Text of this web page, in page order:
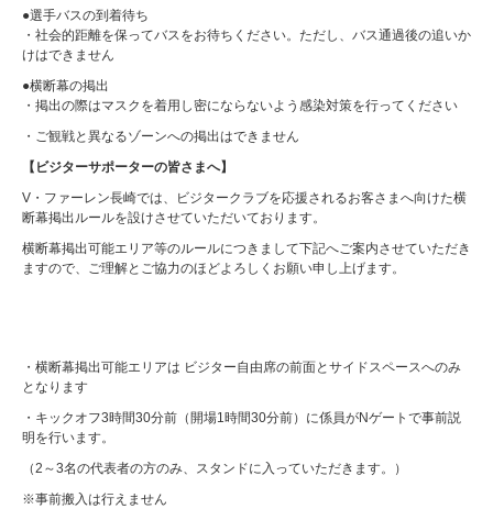
●選手バスの到着待ち
・社会的距離を保ってバスをお待ちください。ただし、バス通過後の追いか
けはできません
●横断幕の掲出
・掲出の際はマスクを着用し密にならないよう感染対策を行ってください
・ご観戦と異なるゾーンへの掲出はできません
【ビジターサポーターの皆さまへ】
V・ファーレン長崎では、ビジタークラブを応援されるお客さまへ向けた横
断幕掲出ルールを設けさせていただいております。
横断幕掲出可能エリア等のルールにつきまして下記へご案内させていただき
ますので、ご理解とご協力のほどよろしくお願い申し上げます。
・横断幕掲出可能エリアは ビジター自由席の前面とサイドスペースへのみ
となります
・キックオフ3時間30分前（開場1時間30分前）に係員がNゲートで事前説
明を行います。
（2～3名の代表者の方のみ、スタンドに入っていただきます。）
※事前搬入は行えません